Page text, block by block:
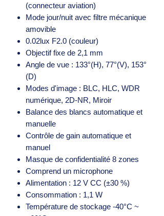
(connecteur aviation)
Mode jour/nuit avec filtre mécanique
amovible
0.02lux F2.0 (couleur)
Objectif fixe de 2,1 mm
Angle de vue : 133°(H), 77°(V), 153°
(D)
Modes d'image : BLC, HLC, WDR
numérique, 2D-NR, Miroir
Balance des blancs automatique et
manuelle
Contrôle de gain automatique et
manuel
Masque de confidentialité 8 zones
Comprend un microphone
Alimentation : 12 V CC (±30 %)
Consommation : 1,1 W
Température de stockage -40°C ~